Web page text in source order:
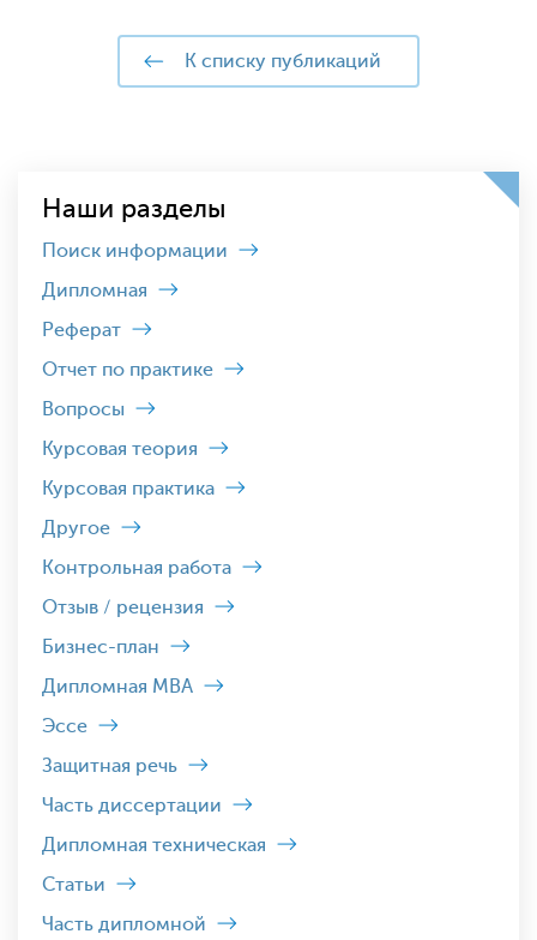
к списку публикаций
Наши разделы
Поиск информации
Дипломная
Реферат
Отчет по практике
Вопросы
Курсовая теория
Курсовая практика
Другое
Контрольная работа
Отзыв / рецензия
Бизнес-план
Дипломная MBA
Эссе
Защитная речь
Часть диссертации
Дипломная техническая
Статьи
Часть дипломной